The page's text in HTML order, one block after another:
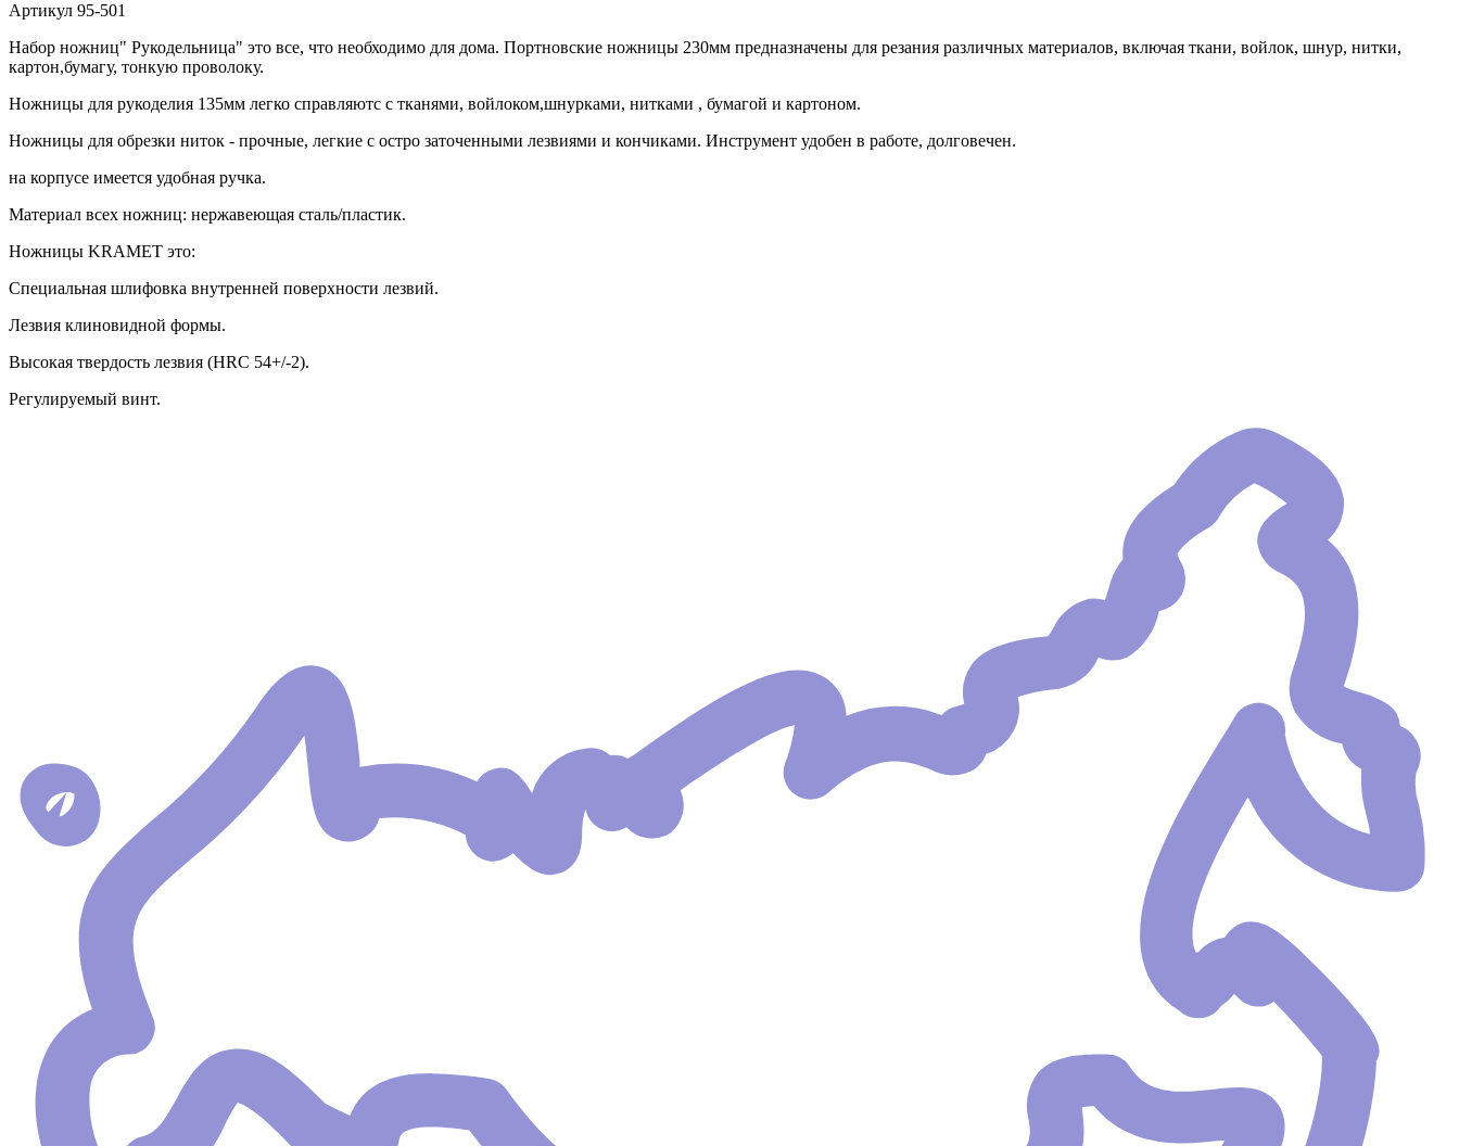
Артикул 95-501
Набор ножниц" Рукодельница" это все, что необходимо для дома. Портновские ножницы 230мм предназначены для резания различных материалов, включая ткани, войлок, шнур, нитки,
картон,бумагу, тонкую проволоку.
Ножницы для рукоделия 135мм легко справляютс с тканями, войлоком,шнурками, нитками , бумагой и картоном.
Ножницы для обрезки ниток - прочные, легкие с остро заточенными лезвиями и кончиками. Инструмент удобен в работе, долговечен.
на корпусе имеется удобная ручка.
Материал всех ножниц: нержавеющая сталь/пластик.
Ножницы KRAMET это:
Специальная шлифовка внутренней поверхности лезвий.
Лезвия клиновидной формы.
Высокая твердость лезвия (HRC 54+/-2).
Регулируемый винт.